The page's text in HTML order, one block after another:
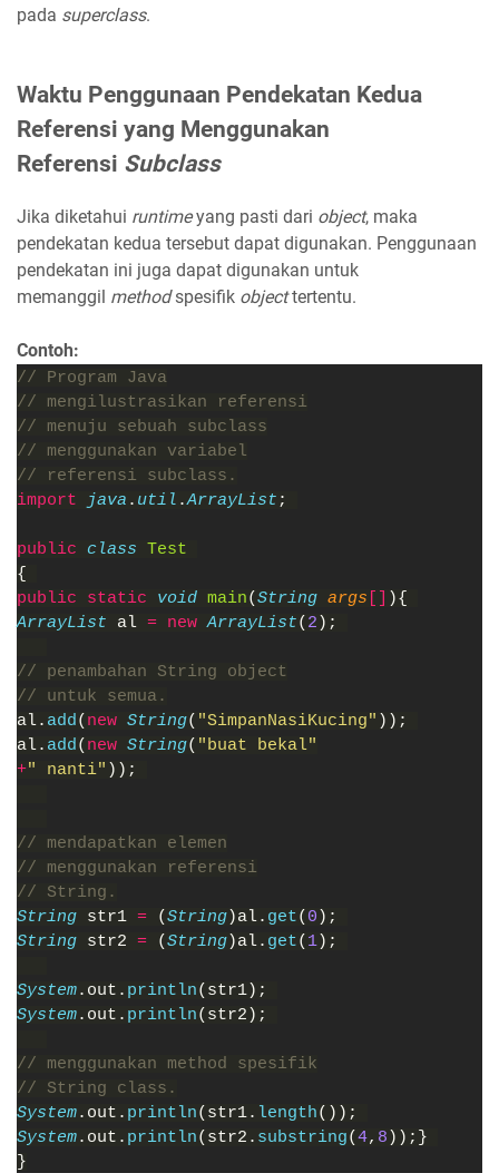
pada superclass.
Waktu Penggunaan Pendekatan Kedua
Referensi yang Menggunakan
Referensi Subclass
Jika diketahui runtimeyang pasti dari object, maka
pendekatan kedua tersebut dapat digunakan. Penggunaan
pendekatan ini juga dapat digunakan untuk
memanggil methodspesifik objecttertentu.
Contoh:
// Program Java
// mengilustrasikan referensi
// menuju sebuah subclass
// menggunakan variabel
// referensi subclass.
import
java . util .ArrayList ;
public class Test
{
public static void main(String args [] ){
ArrayList al = new ArrayList(2);
// penambahan String object
// untuk semua.
al. add (new String( "SimpanNasiKucing" ));
al. add (new String( "buat bekal"
+" nanti" ));
// mendapatkan elemen
// menggunakan referensi
// String.
String str1 = (String)al. get(0);
String str2 = (String)al. get(1);
System.out. println(str1);
System.out. println(str2);
// menggunakan method spesifik
// String class.
System.out. println(str1. length());
System.out. println(str2. substring(4, 8));}
}